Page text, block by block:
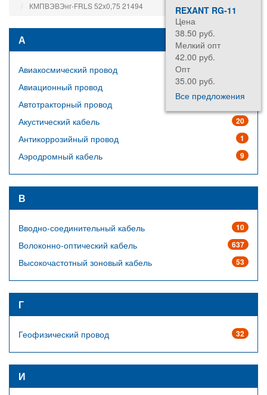
REXANT RG-11
Цена
38.50 руб.
Мелкий опт
42.00 руб.
Опт
35.00 руб.
Все предложения
КМПВЭВЭнг-FRLS 52х0,75 21494
А
Авиакосмический провод
Авиационный провод
Автотракторный провод
20
Акустический кабель
1
Антикоррозийный провод
9
Аэродромный кабель
В
10
Вводно-соединительный кабель
637
Волоконно-оптический кабель
53
Высокочастотный зоновый кабель
Г
32
Геофизический провод
И